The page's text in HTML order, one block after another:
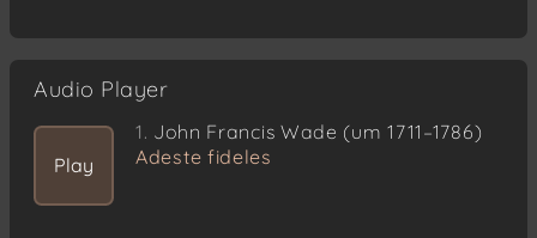
Audio Player
Play
1. John Francis Wade (um 1711–1786)
Adeste fideles